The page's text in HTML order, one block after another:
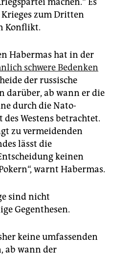
zum Dritten
Konflikt.
Habermas hat in der
schwere Bedenken
der russische
darüber, ab wann er die
durch die Nato-
Westens betrachtet.
zu vermeidenden
lässt die
keinen
warnt Habermas.
sind nicht
Gegenthesen.
keine umfassenden
ab wann der